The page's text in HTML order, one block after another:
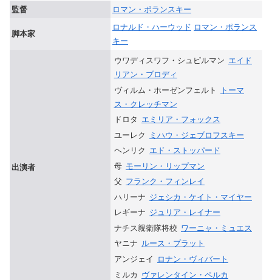
監督 ロマン・ポランスキー
脚本家
ロナルド・ハーウッド ロマン・ポランス
キー
出演者
ウワディスワフ・シュピルマン エイド
リアン・ブロディ
ヴィルム・ホーゼンフェルト
トーマ
ス・クレッチマン
ドロタ エミリア・フォックス
ユーレク
ミハウ・ジェブロフスキー
ヘンリク エド・ストッパード
母 モーリン・リップマン
父 フランク・フィンレイ
ハリーナ ジェシカ・ケイト・マイヤー
レギーナ ジュリア・レイナー
ナチス親衛隊将校 ワーニャ・ミュエス
ヤニナ ルース・プラット
アンジェイ
ロナン・ヴィバート
ミルカ ヴァレンタイン・ペルカ